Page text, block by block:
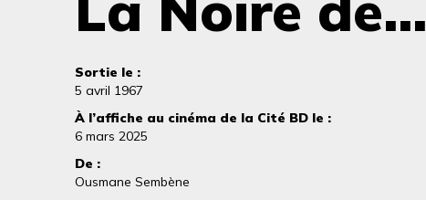
Sortie le :
5 avril 1967
À l’affiche au cinéma de la Cité BD le :
6 mars 2025
De :
Ousmane Sembène